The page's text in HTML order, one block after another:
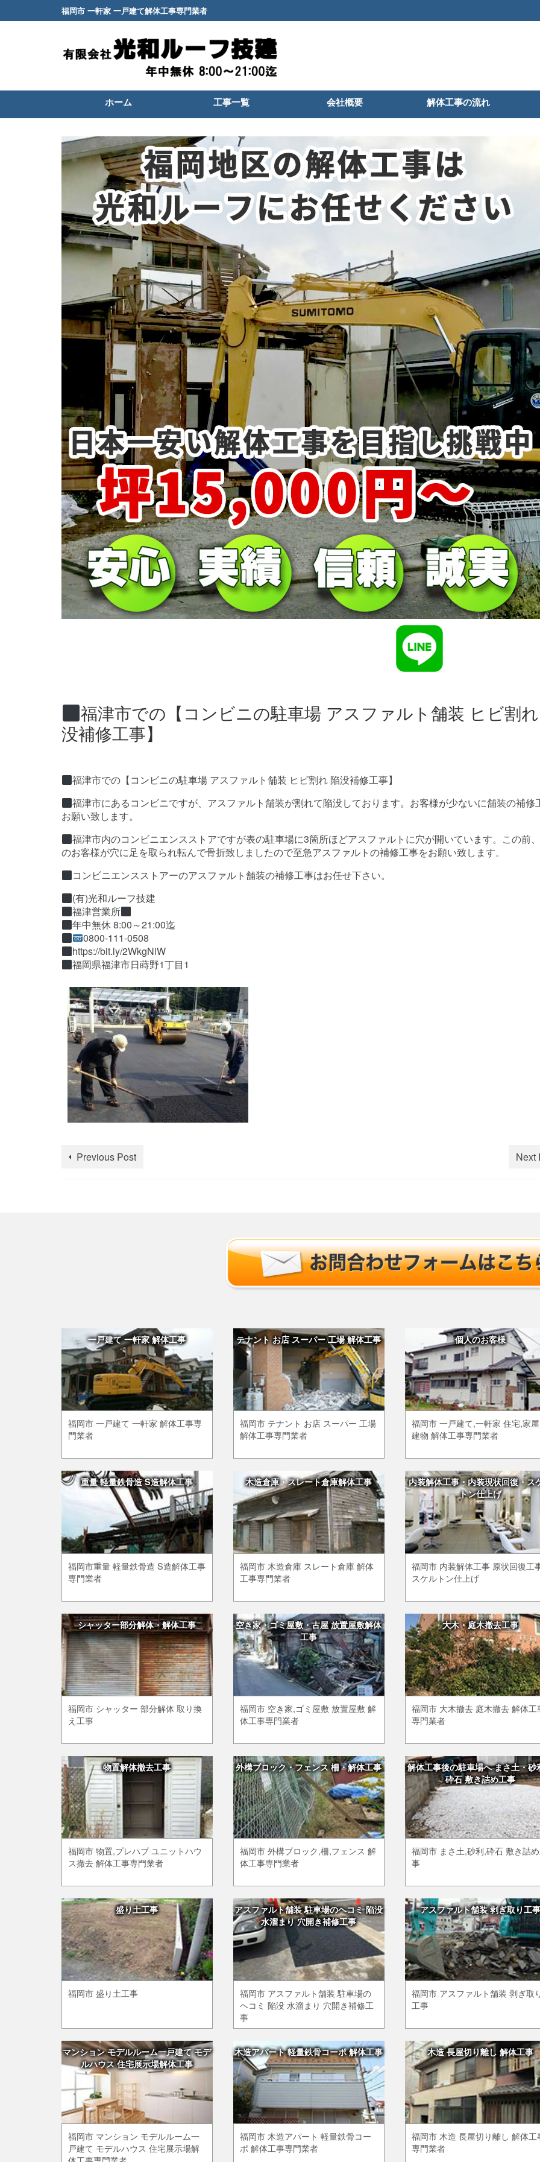
福岡市 一軒家 一戸建て解体工事専門業者
ホーム 工事一覧 会社概要 解体工事の流れ
福津市での【コンビニの駐車場 アスファルト舗装 ヒビ割
没補修工事】
福津市での【コンビニの駐車場 アスファルト舗装 ヒビ割れ 陥没補修工事】
福津市にあるコンビニですが、アスファルト舗装が割れて陥没しております。お客様が少ないに舗装の補修
お願い致します。
福津市内のコンビニエンスストアですが表の駐車場に3箇所ほどアスファルトに穴が開いています。この前
のお客様が穴に足を取られ転んで骨折致しましたので至急アスファルトの補修工事をお願い致します。
コンビニエンスストアーのアスファルト舗装の補修工事はお任せ下さい。
(有)光和ルーフ技建
福津営業所
年中無休 8:00～21:00迄
0800-111-0508
https://bit.ly/2WkgNiW
福岡県福津市日蒔野1丁目1
Previous Post Next
一戸建て 一軒家 解体工事
福岡市 一戸建て 一軒家 解体工事専
門業者
テナント お店 スーパー 工場 解体工事
福岡市 テナント お店 スーパー 工場
解体工事専門業者
個人のお客様
福岡市 一戸建て,一軒家 住宅,家
建物 解体工事専門業者
重量 軽量鉄骨造 S造解体工事
福岡市重量 軽量鉄骨造 S造解体工事
専門業者
木造倉庫・スレート倉庫解体工事
福岡市 木造倉庫 スレート倉庫 解体
工事専門業者
内装解体工事・内装現状回復・ス
トン仕上げ
福岡市 内装解体工事 原状回復工
スケルトン仕上げ
シャッター部分解体・解体工事
福岡市 シャッター 部分解体 取り換
え工事
空き家・ゴミ屋敷・古屋 放置屋敷解体
工事
福岡市 空き家,ゴミ屋敷 放置屋敷 解
体工事専門業者
大木・庭木撤去工事
福岡市 大木撤去 庭木撤去 解体工
専門業者
物置解体撤去工事
福岡市 物置,プレハブ ユニットハウ
ス撤去 解体工事専門業者
外構ブロック・フェンス 柵・解体工事
福岡市 外構ブロック,柵,フェンス 解
体工事専門業者
解体工事後の駐車場へ まさ土・砂
砕石 敷き詰め工事
福岡市 まさ土,砂利,砕石 敷き詰
事
盛り土工事
福岡市 盛り土工事
アスファルト舗装 駐車場のヘコミ 陥没
水溜まり 穴開き補修工事
福岡市 アスファルト舗装 駐車場の
ヘコミ 陥没 水溜まり 穴開き補修工
事
アスファルト舗装 剥ぎ取り工
福岡市 アスファルト舗装 剥ぎ取
工事
マンション モデルルーム一戸建て モデ
ルハウス 住宅展示場解体工事
福岡市 マンション モデルルーム一
戸建て モデルハウス 住宅展示場解
木造アパート 軽量鉄骨コーポ 解体工事
福岡市 木造アパート 軽量鉄骨コー
ポ 解体工事専門業者
木造 長屋切り離し 解体工事
福岡市 木造 長屋切り離し 解体工
専門業者